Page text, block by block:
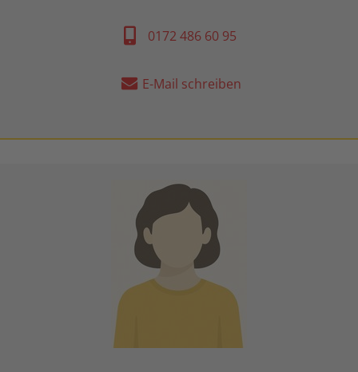
0172 486 60 95
E-Mail schreiben